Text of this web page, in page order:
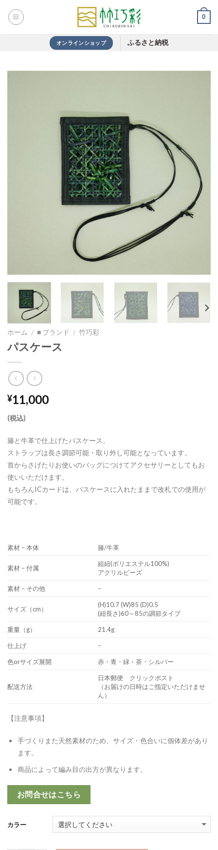
0
オンラインショップ ふるさと納税
ホーム / ■ ブランド / 竹巧彩
パスケース
¥11,000
(税込)
籐と牛革で仕上げたパスケース。
ストラップは長さ調節可能・取り外し可能となっています。
首からさげたりお使いのバッグにつけてアクセサリーとしてもお
使いいただけます。
もちろんICカードは、パスケースに入れたままで改札での使用が
可能です。
素材 – 本体 籐/牛革
素材 – 付属
組紐(ポリエステル100%)
アクリルビーズ
素材 – その他 –
サイズ（cm）
(H)10.7 (W)85 (D)0.5
(紐長さ)60～85の調節タイプ
重量（g） 21.4g
仕上げ –
色orサイズ展開 赤・青・緑・茶・シルバー
配送方法
日本郵便 クリックポスト
（お届けの日時はご指定いただけませ
ん）
【注意事項】
手づくりまた天然素材のため、サイズ・色合いに個体差があり
ます。
商品によって編み目の出方が異なります。
お問合せはこちら
カラー